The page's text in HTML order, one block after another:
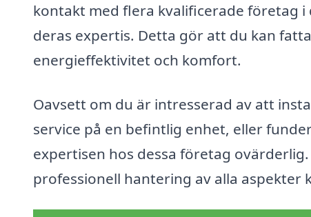
kontakt med flera kvalificerade företag
deras expertis. Detta gör att du kan
energieffektivitet och komfort.
Oavsett om du är intresserad av att
service på en befintlig enhet, eller
expertisen hos dessa företag
professionell hantering av alla aspekter